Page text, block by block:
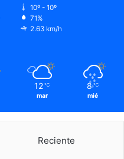
10º - 10º
71%
2.63 km/h
12 ℃
mar
8 ℃
mié
Reciente